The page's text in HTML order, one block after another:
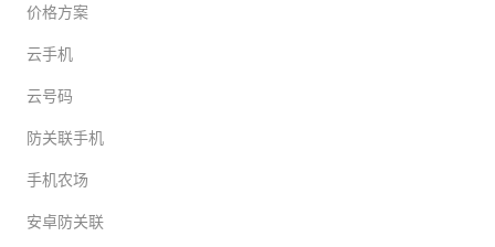
价格方案
云手机
云号码
防关联手机
手机农场
安卓防关联